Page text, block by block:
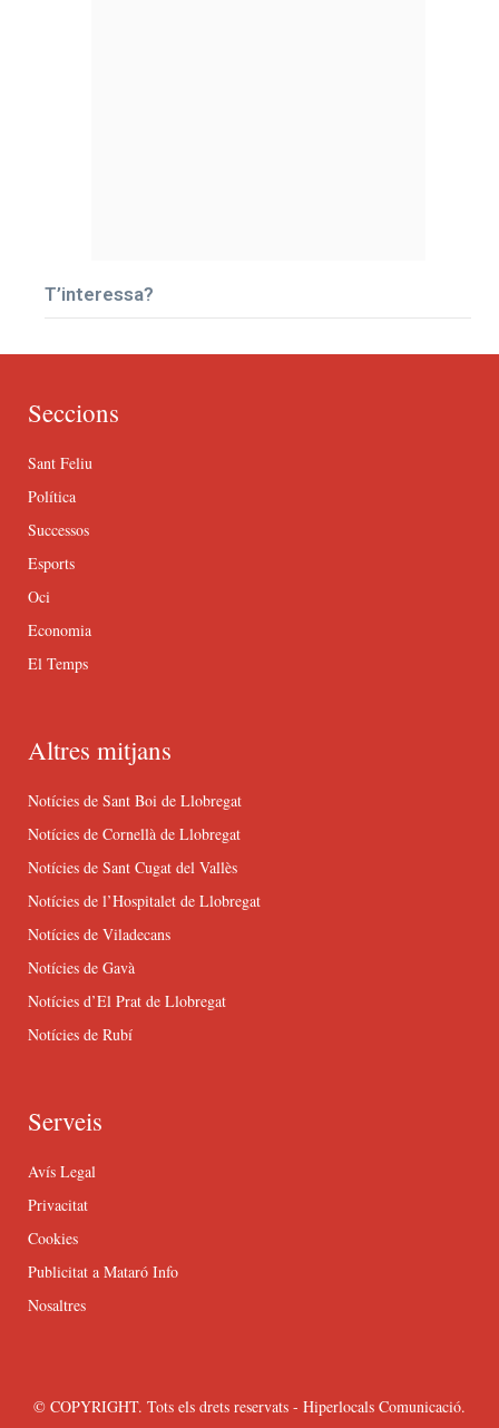
T’interessa?
Seccions
Sant Feliu
Política
Successos
Esports
Oci
Economia
El Temps
Altres mitjans
Notícies de Sant Boi de Llobregat
Notícies de Cornellà de Llobregat
Notícies de Sant Cugat del Vallès
Notícies de l’Hospitalet de Llobregat
Notícies de Viladecans
Notícies de Gavà
Notícies d’El Prat de Llobregat
Notícies de Rubí
Serveis
Avís Legal
Privacitat
Cookies
Publicitat a Mataró Info
Nosaltres
© COPYRIGHT. Tots els drets reservats - Hiperlocals Comunicació.